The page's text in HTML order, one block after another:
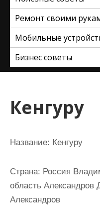
Ремонт своими
Мобильные
Бизнес советы
Кенгуру
Название: Кенгуру
Страна: Россия
область Александров
Александров